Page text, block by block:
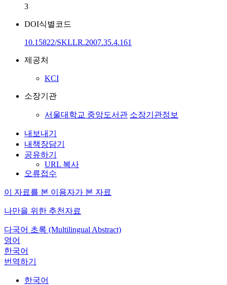
3
DOI식별코드
10.15822/SKLLR.2007.35.4.161
제공처
KCI
소장기관
서울대학교 중앙도서관 소장기관정보
내보내기
내책장담기
공유하기
URL 복사
오류접수
이 자료를 본 이용자가 본 자료
나만을 위한 추천자료
다국어 초록 (Multilingual Abstract)
영어
한국어
번역하기
한국어